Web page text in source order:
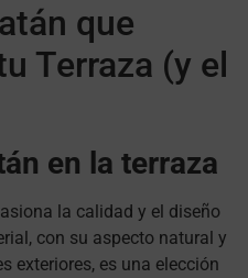
que
Terraza (y el
en la terraza
la calidad y el diseño
con su aspecto natural y
exteriores, es una elección